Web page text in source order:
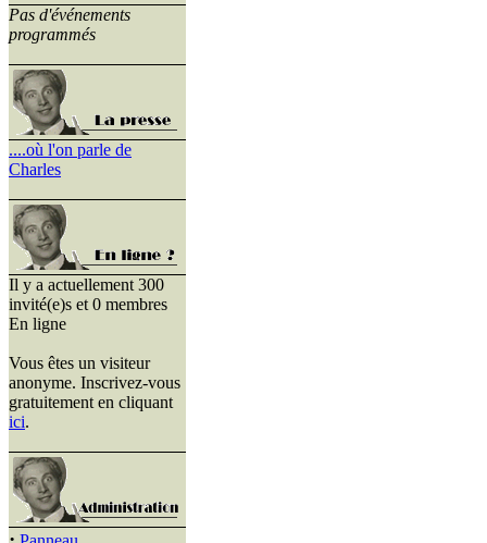
Pas d'événements
programmés
....où l'on parle de
Charles
Il y a actuellement 300
invité(e)s et 0 membres
En ligne
Vous êtes un visiteur
anonyme. Inscrivez-vous
gratuitement en cliquant
ici.